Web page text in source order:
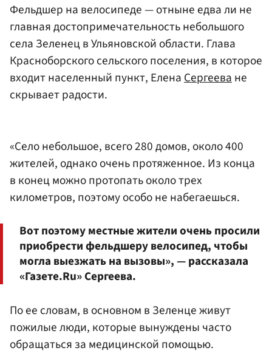
Фельдшер на велосипеде — отныне едва ли не
главная достопримечательность небольшого
села Зеленец в Ульяновской области. Глава
Красноборского сельского поселения, в которое
входит населенный пункт, Елена Сергеева не
скрывает радости.
«Село небольшое, всего 280 домов, около 400
жителей, однако очень протяженное. Из конца
в конец можно протопать около трех
километров, поэтому особо не набегаешься.
Вот поэтому местные жители очень просили
приобрести фельдшеру велосипед, чтобы
могла выезжать на вызовы», — рассказала
«Газете.Ru» Сергеева.
По ее словам, в основном в Зеленце живут
пожилые люди, которые вынуждены часто
обращаться за медицинской помощью.